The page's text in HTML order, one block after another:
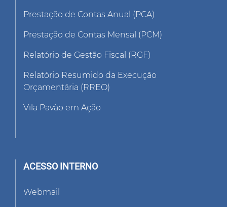
Prestação de Contas Anual (PCA)
Prestação de Contas Mensal (PCM)
Relatório de Gestão Fiscal (RGF)
Relatório Resumido da Execução
Orçamentária (RREO)
Vila Pavão em Ação
ACESSO INTERNO
Webmail